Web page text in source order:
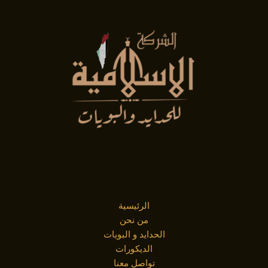
الرئيسية
من نحن
الحدايد و البويات
الديكورات
تواصل معنا